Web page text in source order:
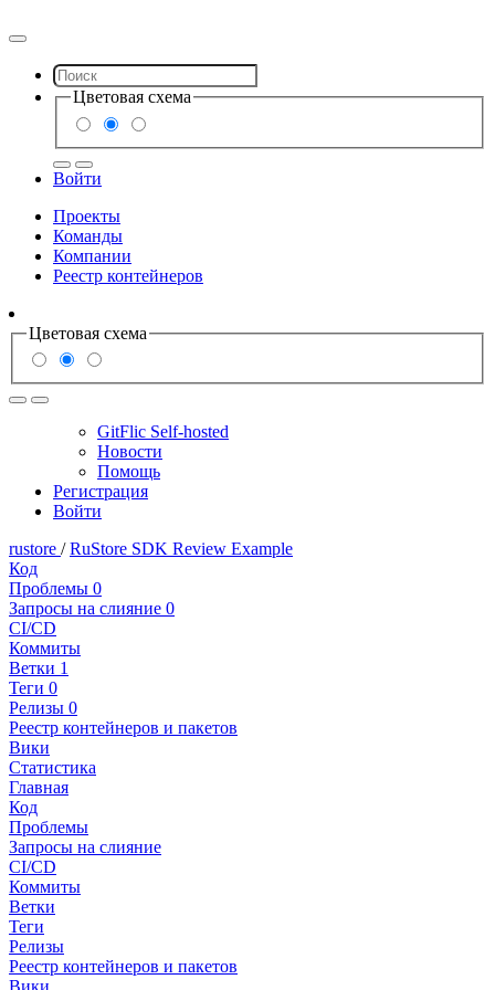
Цветовая схема
Войти
Проекты
Команды
Компании
Реестр контейнеров
Цветовая схема
GitFlic Self-hosted
Новости
Помощь
Регистрация
Войти
rustore / RuStore SDK Review Example
Код
Проблемы 0
Запросы на слияние 0
CI/CD
Коммиты
Ветки 1
Теги 0
Релизы 0
Реестр контейнеров и пакетов
Вики
Статистика
Главная
Код
Проблемы
Запросы на слияние
CI/CD
Коммиты
Ветки
Теги
Релизы
Реестр контейнеров и пакетов